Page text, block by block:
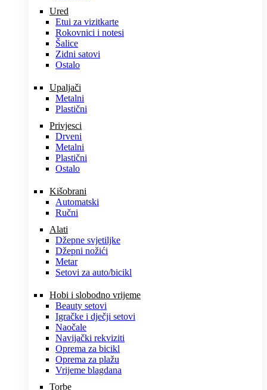
Ured
Etui za vizitkarte
Rokovnici i notesi
Šalice
Zidni satovi
Ostalo
Upaljači
Metalni
Plastični
Privjesci
Drveni
Metalni
Plastični
Ostalo
Kišobrani
Automatski
Ručni
Alati
Džepne svjetiljke
Džepni nožići
Metar
Setovi za auto/bicikl
Hobi i slobodno vrijeme
Beauty setovi
Igračke i dječji setovi
Naočale
Navijački rekviziti
Oprema za bicikl
Oprema za plažu
Vrijeme blagdana
Torbe